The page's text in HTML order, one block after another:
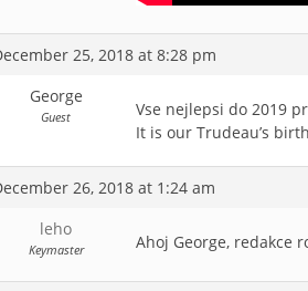
25, 2018 at 8:28 pm
George
Guest
Vse nejlepsi do 2019
It is our Trudeau’s
26, 2018 at 1:24 am
leho
Keymaster Ahoj George, redakce